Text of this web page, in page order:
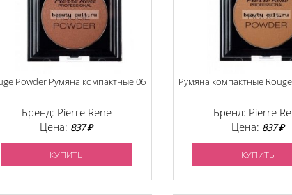
Powder Румяна компактные 06
Бренд: Pierre Rene
Цена: 837 ₽
КУПИТЬ
Румяна компактные
Бренд: Pierre
Цена: 837 ₽
КУПИТЬ